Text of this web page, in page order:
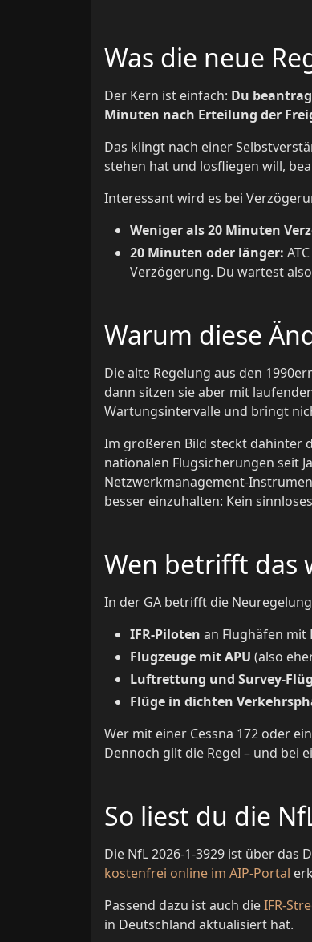
Was die neue
Der Kern ist einfach: Du
Minuten nach Erteilung der
Das klingt nach einer
stehen hat und losfliegen will,
Interessant wird es bei
Weniger als 20 Minuten
20 Minuten oder länger:
Verzögerung. Du wartest
Warum diese
Die alte Regelung aus den
dann sitzen sie aber mit
Wartungsintervalle und bringt
Im größeren Bild steckt dahinter
nationalen Flugsicherungen seit
Netzwerkmanagement-
besser einzuhalten: Kein
Wen betrifft das
In der GA betrifft die
IFR-Piloten an Flughäfen mit
Flugzeuge mit APU (also
Luftrettung und Survey-
Flüge in dichten
Wer mit einer Cessna 172 oder
Dennoch gilt die Regel – und bei
So liest du die
Die NfL 2026-1-3929 ist über
kostenfrei online im AIP-Portal
Passend dazu ist auch dieIFR-
in Deutschland aktualisiert hat.